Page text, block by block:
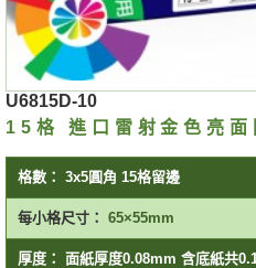
U6815D-10
15格 進口雷射金色亮
格數： 3x5圓角 15格留邊
每小格尺寸： 65×55mm
厚度： 面紙厚度0.08mm 含底紙共